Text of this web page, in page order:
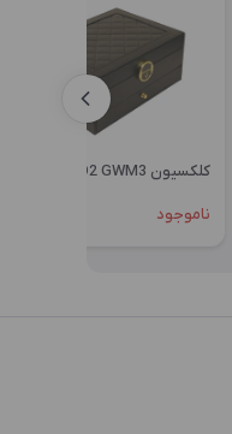
کلکسیون KO2 GWM3
ناموجود